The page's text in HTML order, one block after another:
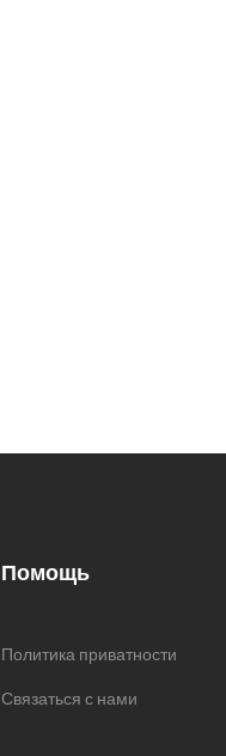
Помощь
Политика приватности
Связаться с нами